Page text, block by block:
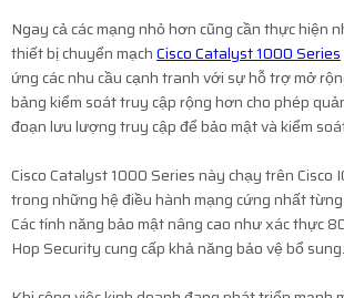
Ngay cả các mạng nhỏ hơn cũng cần thực hiện
thiết bị chuyển mạchCisco Catalyst 1000 Series
ứng các nhu cầu cạnh tranh với sự hỗ trợ mở
bảng kiểm soát truy cập rộng hơn cho phép
đoạn lưu lượng truy cập để bảo mật và kiểm
Cisco Catalyst 1000Series này chạy trên Cisco
trong những hệ điều hành mạng cứng nhất
Các tính năng bảo mật nâng cao như xác thực
Hop Security cung cấp khả năng bảo vệ bổ sung.